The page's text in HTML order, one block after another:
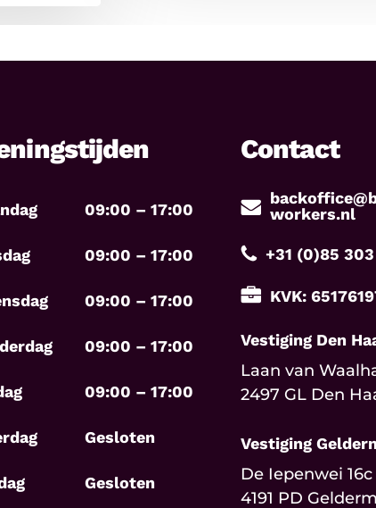
09:00 – 17:00
09:00 – 17:00
09:00 – 17:00
09:00 – 17:00
09:00 – 17:00
Gesloten
Gesloten
Contact
workers.nl
+31 (0)85
KVK:
Vestiging Den
Laan van
2497 GL Den
Vestiging
De Iepenwei 16c
4191 PD